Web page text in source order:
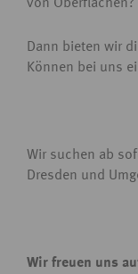
von Oberflächen?
Dann bieten wir
Können bei uns
Wir suchen ab
Dresden und
Wir freuen uns